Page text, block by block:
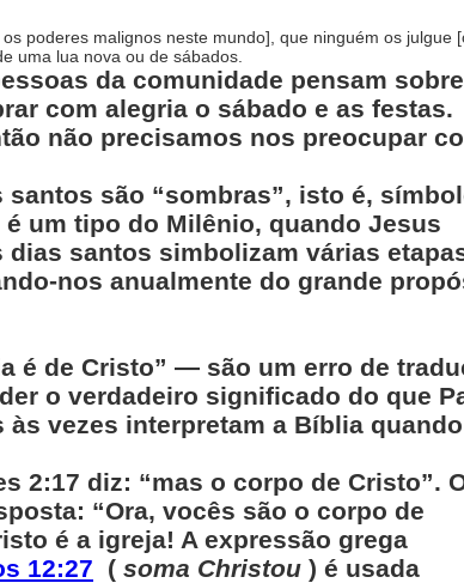
poderes malignos neste mundo], que ninguém os julgue
uma lua nova ou de sábados.
da comunidade pensam
com alegria o sábado e as festas.
não precisamos nos preocupar
são “sombras”, isto é,
um tipo do Milênio, quando Jesus
santos simbolizam várias
nos anualmente do grande
é de Cristo” — são um erro de
o verdadeiro significado do que
vezes interpretam a Bíblia quando
2:17 diz: “mas o corpo de Cristo”.
“Ora, vocês são o corpo de
é a igreja! A expressão grega
12:27 ( soma Christou ) é usada